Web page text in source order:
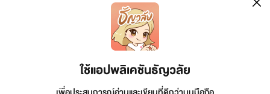
ใช้แอปพลิเคชันธัญวลัย
เว็บไซต์แห่งนี้ไม่ได้เห็นด้วยและไม่ขอรับผิดชอบต่อข้อความใดๆ ทั้งสิ้น ดังนั้นผู้อ่านทุกท่านโปรดใช้
วิจารณญาณในการกลั่นกรองด้วยตนเอง และหากท่านพบข้อความใดๆ ที่ขัดต่อกฎหมายและศีลธรรม
กรุณาแจ้งมาที่ tunwalai@ookbee.com เพื่อทีมงานจะได้ดำเนินการในทันที ทั้งนี้ ทางเว็บไซต์ขอสงวน
ลิขสิทธิ์ตามพระราชบัญญัติลิขสิทธิ์ (ฉบับเพิ่มเติม) พ.ศ.2558